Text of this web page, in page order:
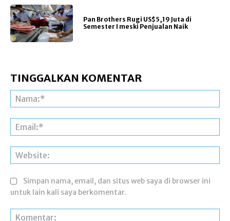
Pan Brothers Rugi US$5,19 Juta di
Semester I meski Penjualan Naik
TINGGALKAN KOMENTAR
Simpan nama, email, dan situs web saya di browser ini
untuk lain kali saya berkomentar.